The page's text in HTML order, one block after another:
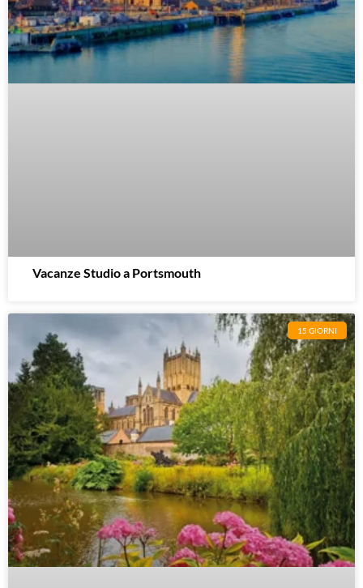
Vacanze Studio a Portsmouth
15 GIORNI